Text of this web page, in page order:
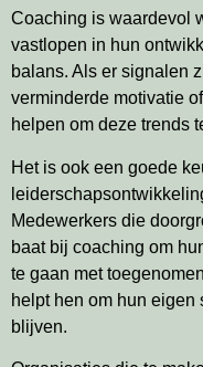
Coaching is waardevol
vastlopen in hun
balans. Als er signalen
verminderde motivatie
helpen om deze trends
Het is ook een goede
Medewerkers die
baat bij coaching om
te gaan met
helpt hen om hun
blijven.